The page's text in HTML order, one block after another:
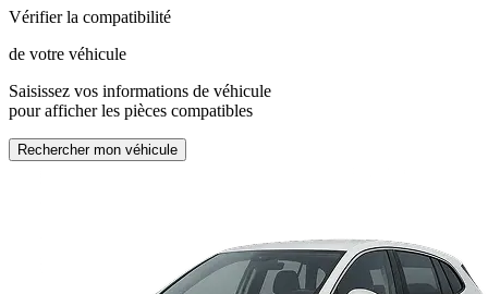
Vérifier la compatibilité
de votre véhicule
Saisissez vos informations de véhicule
pour afficher les pièces compatibles
Rechercher mon véhicule